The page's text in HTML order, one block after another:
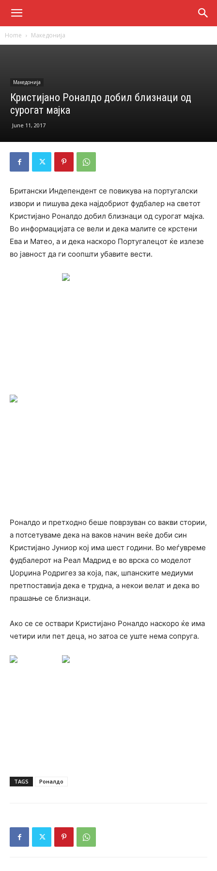
Home Македонија
Македонија
Кристијано Роналдо добил близнаци од
сурогат мајка
June 11, 2017
Британски Индепендент се повикува на португалски
извори и пишува дека најдобриот фудбалер на светот
Кристијано Роналдо добил близнаци од сурогат мајка.
Во информацијата се вели и дека малите се крстени
Ева и Матео, а и дека наскоро Португалецот ќе излезе
во јавност да ги соопшти убавите вести.
Роналдо и претходно беше поврзуван со вакви стории,
а потсетуваме дека на ваков начин веќе доби син
Кристијано Јуниор кој има шест години. Во меѓувреме
фудбалерот на Реал Мадрид е во врска со моделот
Џорџина Родригез за која, пак, шпанските медиуми
претпоставија дека е трудна, а некои велат и дека во
прашање се близнаци.
Ако се се оствари Кристијано Роналдо наскоро ќе има
четири или пет деца, но затоа се уште нема сопруга.
TAGS Роналдо